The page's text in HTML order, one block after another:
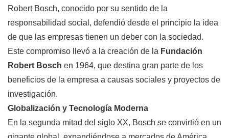
Robert Bosch, conocido por su sentido de la
responsabilidad social, defendió desde el principio la idea
de que las empresas tienen un deber con la sociedad.
Este compromiso llevó a la creación de la Fundación
Robert Bosch en 1964, que destina gran parte de los
beneficios de la empresa a causas sociales y proyectos de
investigación.
Globalización y Tecnología Moderna
En la segunda mitad del siglo XX, Bosch se convirtió en un